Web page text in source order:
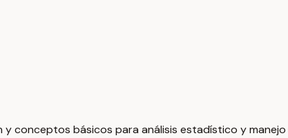
y conceptos básicos para análisis estadístico y